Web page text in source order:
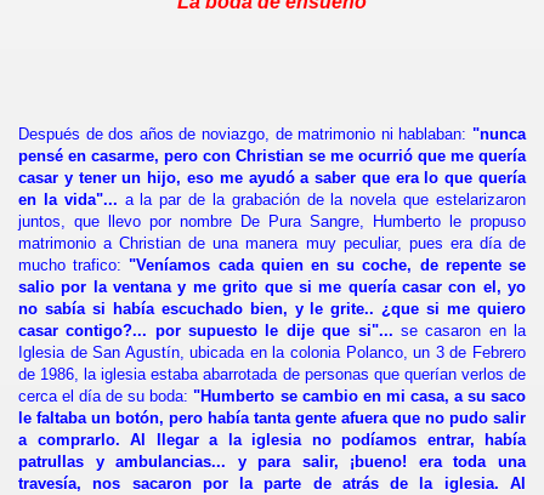
Después de dos años de noviazgo, de matrimonio ni hablaban: "nunca
pensé en casarme, pero con Christian se me ocurrió que me quería
casar y tener un hijo, eso me ayudó a saber que era lo que quería
en la vida"... a la par de la grabación de la novela que estelarizaron
juntos, que llevo por nombre De Pura Sangre, Humberto le propuso
matrimonio a Christian de una manera muy peculiar, pues era día de
mucho trafico:"Veníamos cada quien en su coche, de repente se
salio por la ventana y me grito que si me quería casar con el, yo
no sabía si había escuchado bien, y le grite.. ¿que si me quiero
casar contigo?... por supuesto le dije que si"... se casaron en la
Iglesia de San Agustín, ubicada en la colonia Polanco, un 3 de Febrero
de 1986, la iglesia estaba abarrotada de personas que querían verlos de
cerca el día de su boda:"Humberto se cambio en mi casa, a su saco
le faltaba un botón, pero había tanta gente afuera que no pudo salir
a comprarlo. Al llegar a la iglesia no podíamos entrar, había
patrullas y ambulancias... y para salir, ¡bueno! era toda una
travesía, nos sacaron por la parte de atrás de la iglesia. Al